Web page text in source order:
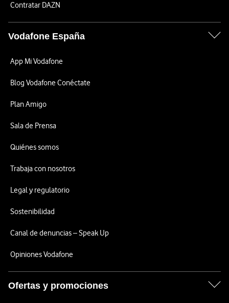
Contratar DAZN
Vodafone España
App Mi Vodafone
Blog Vodafone Conéctate
Plan Amigo
Sala de Prensa
Quiénes somos
Trabaja con nosotros
Legal y regulatorio
Sostenibilidad
Canal de denuncias – Speak Up
Opiniones Vodafone
Ofertas y promociones